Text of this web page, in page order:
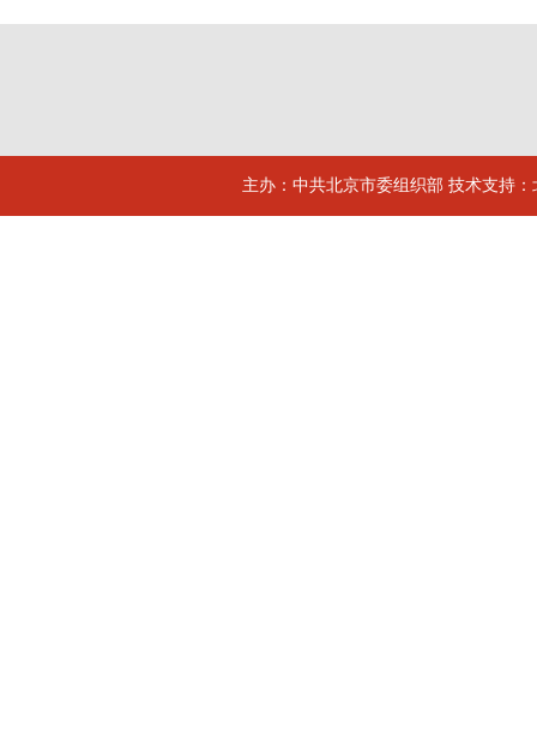
主办：中共北京市委组织部 技术支持